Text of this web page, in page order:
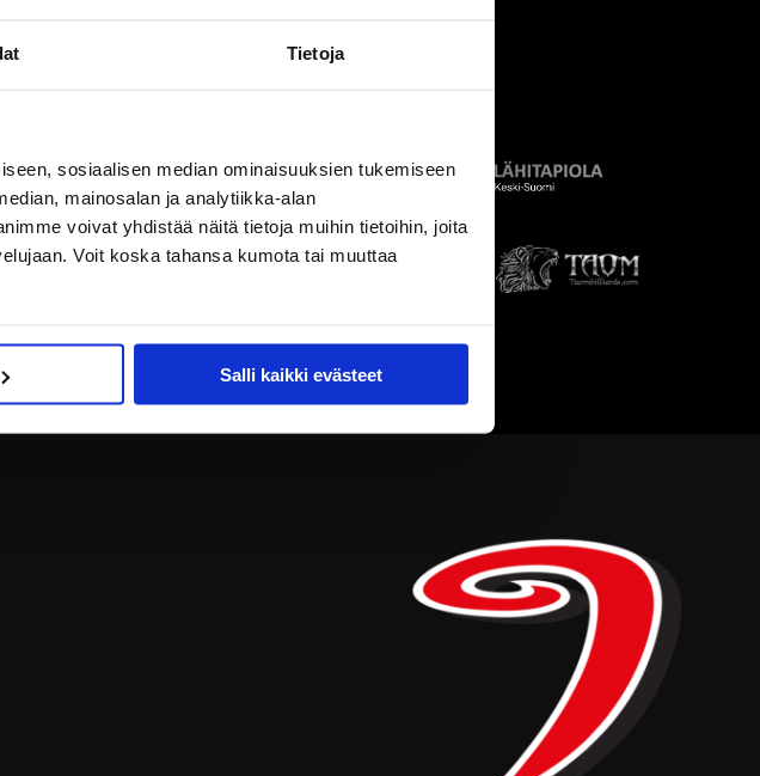
Tietoja
sosiaalisen median ominaisuuksien tukemiseen
mainosalan ja analytiikka-alan
voivat yhdistää näitä tietoja muihin tietoihin, joita
Voit koska tahansa kumota tai muuttaa
Salli kaikki evästeet